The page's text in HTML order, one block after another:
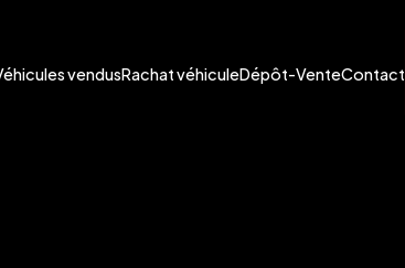
vendusRachat véhiculeDépôt-VenteContact